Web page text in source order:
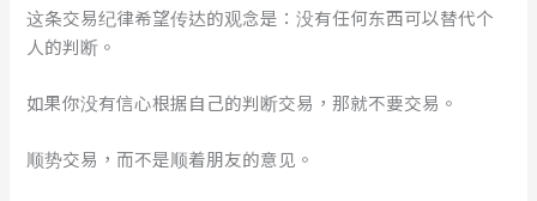
这条交易纪律希望传达的观念是：没有任何东西可以替代个
人的判断。
如果你没有信心根据自己的判断交易，那就不要交易。
顺势交易，而不是顺着朋友的意见。